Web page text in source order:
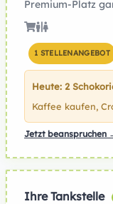
Premium-Platz
1 STELLENANGEBOT
Heute: 2
Kaffee kaufen,
Jetzt beanspruchen
Ihre Tankstelle